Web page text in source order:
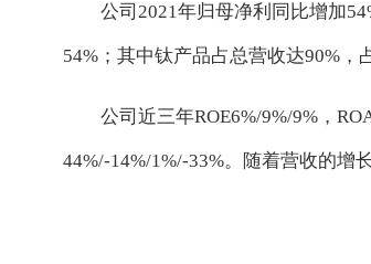
公司2021年归母净利同比增加
54%；其中钛产品占总营收达90%，
公司近三年ROE6%/9%/9%，
44%/-14%/1%/-33%。随着营收的增